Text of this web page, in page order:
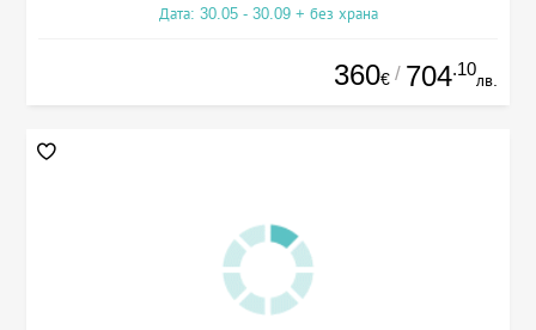
Дата: 30.05 - 30.09 + без храна
360€ / 704.10
лв.